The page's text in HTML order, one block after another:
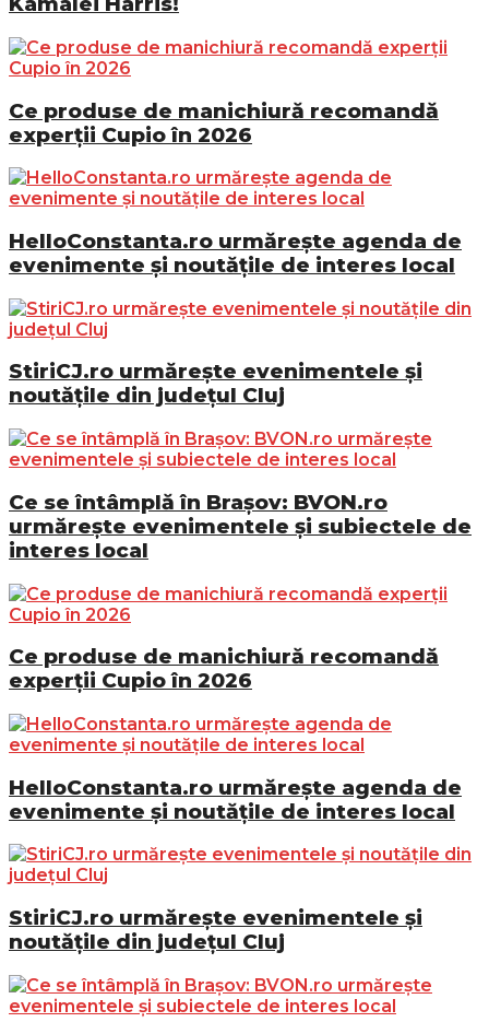
Ce produse de manichiură recomandă
experții Cupio în 2026
HelloConstanta.ro urmărește agenda de
evenimente și noutățile de interes local
StiriCJ.ro urmărește evenimentele și
noutățile din județul Cluj
Ce se întâmplă în Brașov: BVON.ro
urmărește evenimentele și subiectele de
interes local
Ce produse de manichiură recomandă
experții Cupio în 2026
HelloConstanta.ro urmărește agenda de
evenimente și noutățile de interes local
StiriCJ.ro urmărește evenimentele și
noutățile din județul Cluj